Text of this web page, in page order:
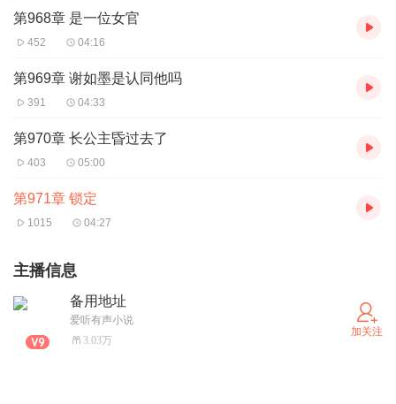
第968章 是一位女官
452 04:16
第969章 谢如墨是认同他吗
391 04:33
第970章 长公主昏过去了
403 05:00
第971章 锁定
1015 04:27
主播信息
备用地址
爱听有声小说
3.03万
加关注